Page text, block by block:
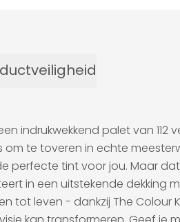
indrukwekkend palet van 112
te toveren in echte
perfecte tint voor jou. Maar
in een uitstekende dekking
tot leven - dankzij The Colour